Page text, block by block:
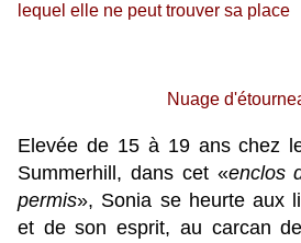
lequel elle ne peut trouver sa place
Nuage
Elevée de 15 à 19 ans chez
Summerhill, dans cet «enclos
permis», Sonia se heurte aux
et de son esprit, au carcan